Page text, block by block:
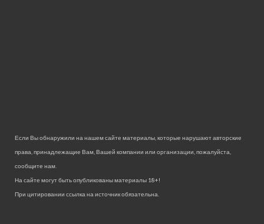
Если Вы обнаружили на нашем сайте материалы, которые нарушают авторские
права, принадлежащие Вам, Вашей компании или организации, пожалуйста,
сообщите нам.
На сайте могут быть опубликованы материалы 18+!
При цитировании ссылка на источник обязательна.